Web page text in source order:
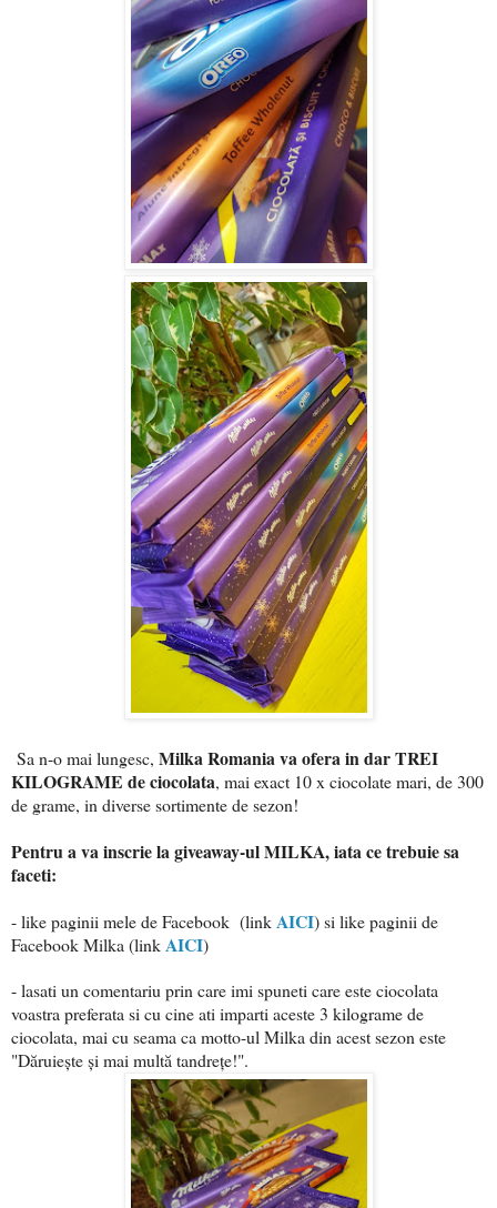
Sa n-o mai lungesc, Milka Romania va ofera in dar TREI
KILOGRAME de ciocolata, mai exact 10 x ciocolate mari, de 300
de grame, in diverse sortimente de sezon!
Pentru a va inscrie la giveaway-ul MILKA, iata ce trebuie sa
faceti:
- like paginii mele de Facebook (linkAICI) si like paginii de
Facebook Milka (linkAICI)
- lasati un comentariu prin care imi spuneti care este ciocolata
voastra preferata si cu cine ati imparti aceste 3 kilograme de
ciocolata, mai cu seama ca motto-ul Milka din acest sezon este
"Dăruiește și mai multă tandrețe!".